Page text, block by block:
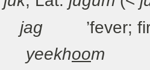
jag ’fever;
yeekhoom